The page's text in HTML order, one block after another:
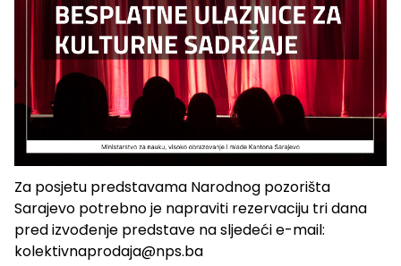
Za posjetu predstavama Narodnog pozorišta
Sarajevo potrebno je napraviti rezervaciju tri dana
pred izvođenje predstave na sljedeći e-mail:
kolektivnaprodaja@nps.ba